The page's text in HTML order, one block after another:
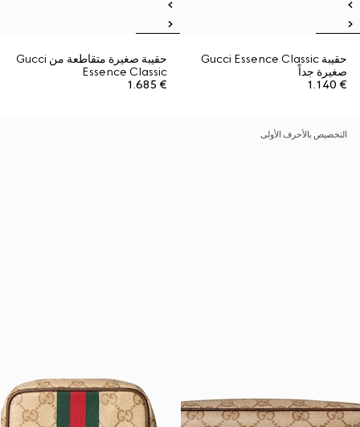
حقيبة Gucci Essence Classic
صغيرة جداً
€ 1.140
حقيبة صغيرة متقاطعة من Gucci
Essence Classic
€ 1.685
التخصيص بالأحرف الأولى